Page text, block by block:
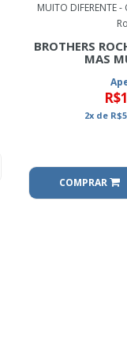
BROTHERS
MAS
2x de
COMPRAR